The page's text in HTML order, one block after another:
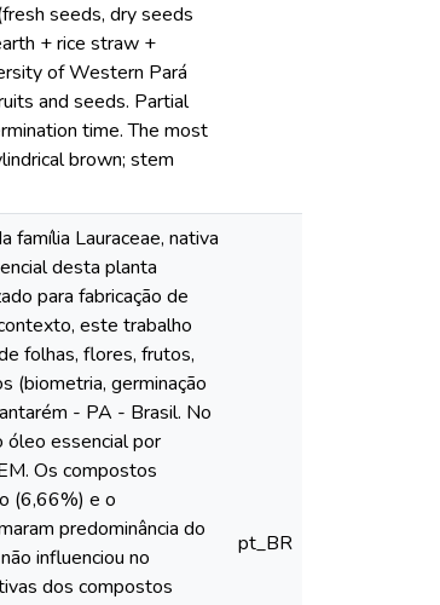
seeds, dry seeds
+ rice straw +
of Western Pará
and seeds. Partial
time. The most
brown; stem
família Lauraceae, nativa
desta planta
para fabricação de
este trabalho
folhas, flores, frutos,
(biometria, germinação
- PA - Brasil. No
óleo essencial por
Os compostos
(6,66%) e o
predominância do
influenciou no
dos compostos
pt_BR